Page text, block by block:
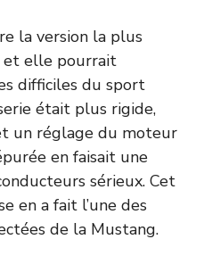
la version la plus
et elle pourrait
difficiles du sport
était plus rigide,
un réglage du moteur
en faisait une
sérieux. Cet
en a fait l’une des
de la Mustang.